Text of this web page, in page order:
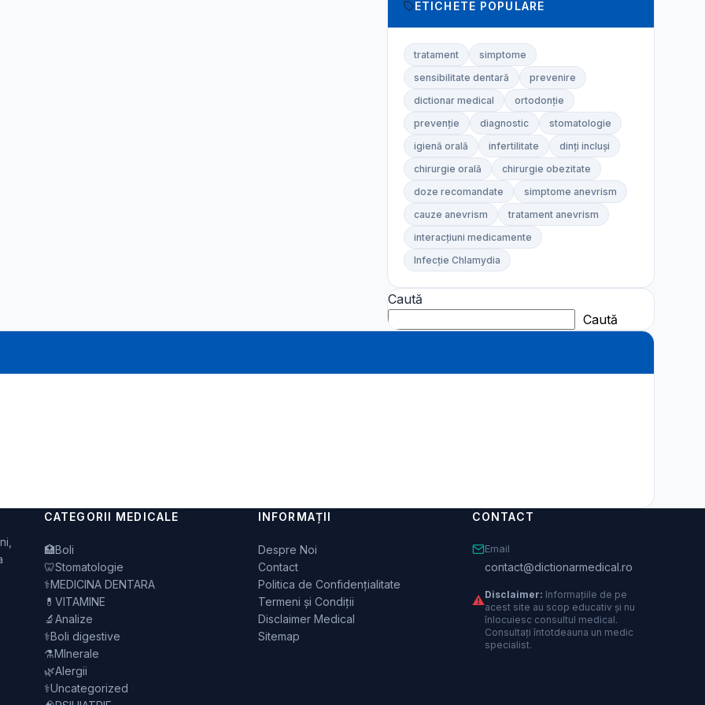
ETICHETE POPULARE
tratament
simptome
sensibilitate dentară
prevenire
dictionar medical
ortodonție
prevenție
diagnostic
stomatologie
igienă orală
infertilitate
dinți incluși
chirurgie orală
chirurgie obezitate
doze recomandate
simptome anevrism
cauze anevrism
tratament anevrism
interacțiuni medicamente
Infecție Chlamydia
Caută
Caută
CATEGORII MEDICALE
🏥Boli
🦷Stomatologie
⚕️MEDICINA DENTARA
💊 VITAMINE
🔬Analize
⚕️Boli digestive
⚗️MInerale
🌿Alergii
⚕️Uncategorized
INFORMAȚII
Despre Noi
Contact
Politica de Confidențialitate
Termeni și Condiții
Disclaimer Medical
Sitemap
CONTACT
Email
contact@dictionarmedical.ro
⚠️Disclaimer: Informațiile de pe
acest site au scop educativ și nu
înlocuiesc consultul medical.
Consultați întotdeauna un medic
specialist.